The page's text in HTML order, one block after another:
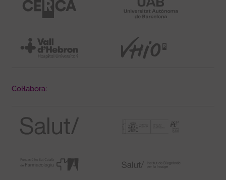
Col·labora: